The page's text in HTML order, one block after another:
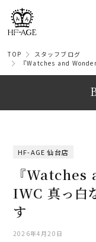
TOP
スタッフブログ
『Watches and
HF-AGE 仙台店
『Watches
IWC 真っ白
す
2026年4月20日